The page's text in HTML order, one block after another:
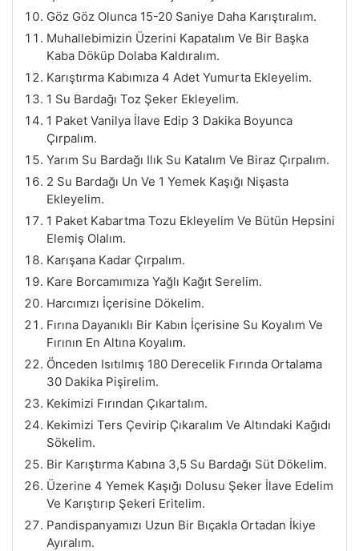
Göz Göz Olunca 15-20 Saniye Daha Karıştıralım.
Muhallebimizin Üzerini Kapatalım Ve Bir Başka
Kaba Döküp Dolaba Kaldıralım.
Karıştırma Kabımıza 4 Adet Yumurta Ekleyelim.
1 Su Bardağı Toz Şeker Ekleyelim.
1 Paket Vanilya İlave Edip 3 Dakika Boyunca
Çırpalım.
Yarım Su Bardağı Ilık Su Katalım Ve Biraz Çırpalım.
2 Su Bardağı Un Ve 1 Yemek Kaşığı Nişasta
Ekleyelim.
1 Paket Kabartma Tozu Ekleyelim Ve Bütün Hepsini
Elemiş Olalım.
Karışana Kadar Çırpalım.
Kare Borcamımıza Yağlı Kağıt Serelim.
Harcımızı İçerisine Dökelim.
Fırına Dayanıklı Bir Kabın İçerisine Su Koyalım Ve
Fırının En Altına Koyalım.
Önceden Isıtılmış 180 Derecelik Fırında Ortalama
30 Dakika Pişirelim.
Kekimizi Fırından Çıkartalım.
Kekimizi Ters Çevirip Çıkaralım Ve Altındaki Kağıdı
Sökelim.
Bir Karıştırma Kabına 3,5 Su Bardağı Süt Dökelim.
Üzerine 4 Yemek Kaşığı Dolusu Şeker İlave Edelim
Ve Karıştırıp Şekeri Eritelim.
Pandispanyamızı Uzun Bir Bıçakla Ortadan İkiye
Ayıralım.